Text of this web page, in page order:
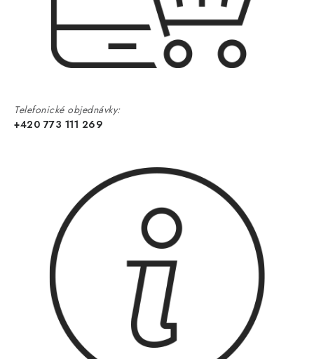
Telefonické objednávky:
+420 773 111 269